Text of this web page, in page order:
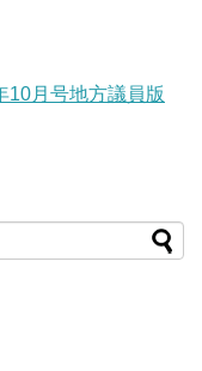
10月号地方議員版